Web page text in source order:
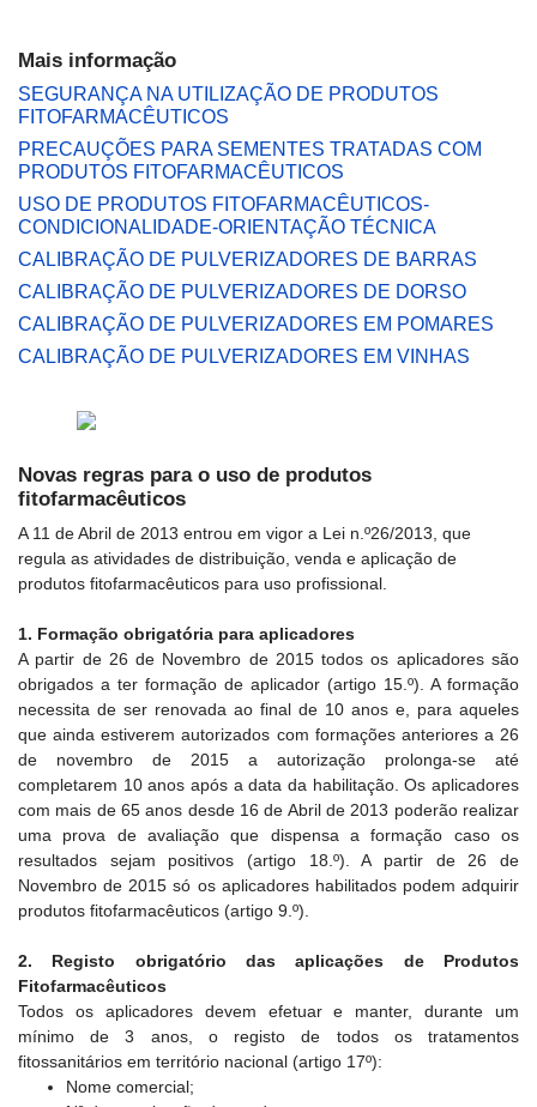
Mais informação
SEGURANÇA NA UTILIZAÇÃO DE PRODUTOS
FITOFARMACÊUTICOS
PRECAUÇÕES PARA SEMENTES TRATADAS COM
PRODUTOS FITOFARMACÊUTICOS
USO DE PRODUTOS FITOFARMACÊUTICOS-
CONDICIONALIDADE-ORIENTAÇÃO TÉCNICA
CALIBRAÇÃO DE PULVERIZADORES DE BARRAS
CALIBRAÇÃO DE PULVERIZADORES DE DORSO
CALIBRAÇÃO DE PULVERIZADORES EM POMARES
CALIBRAÇÃO DE PULVERIZADORES EM VINHAS
Novas regras para o uso de produtos
fitofarmacêuticos
A 11 de Abril de 2013 entrou em vigor a Lei n.º26/2013, que
regula as atividades de distribuição, venda e aplicação de
produtos fitofarmacêuticos para uso profissional.
1. Formação obrigatória para aplicadores
A partir de 26 de Novembro de 2015 todos os aplicadores são
obrigados a ter formação de aplicador (artigo 15.º). A formação
necessita de ser renovada ao final de 10 anos e, para aqueles
que ainda estiverem autorizados com formações anteriores a 26
de novembro de 2015 a autorização prolonga-se até
completarem 10 anos após a data da habilitação. Os aplicadores
com mais de 65 anos desde 16 de Abril de 2013 poderão realizar
uma prova de avaliação que dispensa a formação caso os
resultados sejam positivos (artigo 18.º). A partir de 26 de
Novembro de 2015 só os aplicadores habilitados podem adquirir
produtos fitofarmacêuticos (artigo 9.º).
2. Registo obrigatório das aplicações de Produtos
Fitofarmacêuticos
Todos os aplicadores devem efetuar e manter, durante um
mínimo de 3 anos, o registo de todos os tratamentos
fitossanitários em território nacional (artigo 17º):
Nome comercial;